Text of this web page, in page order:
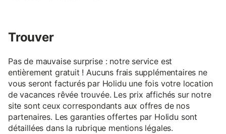
Trouver
Pas de mauvaise surprise : notre service est
entièrement gratuit ! Aucuns frais supplémentaires ne
vous seront facturés par Holidu une fois votre location
de vacances rêvée trouvée. Les prix affichés sur notre
site sont ceux correspondants aux offres de nos
partenaires. Les garanties offertes par Holidu sont
détaillées dans la rubrique mentions légales.